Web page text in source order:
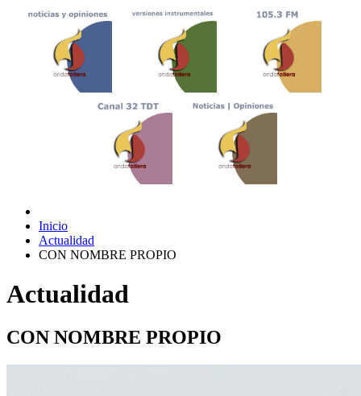
Inicio
Actualidad
CON NOMBRE PROPIO
Actualidad
CON NOMBRE PROPIO